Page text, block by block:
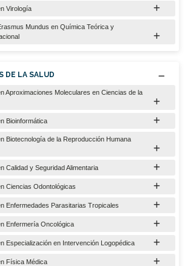
Virología
Mundus en Química Teórica y
DE LA SALUD
Aproximaciones Moleculares en Ciencias de la
Bioinformática
Biotecnología de la Reproducción Humana
Calidad y Seguridad Alimentaria
Ciencias Odontológicas
Enfermedades Parasitarias Tropicales
Enfermería Oncológica
Especialización en Intervención Logopédica
Física Médica